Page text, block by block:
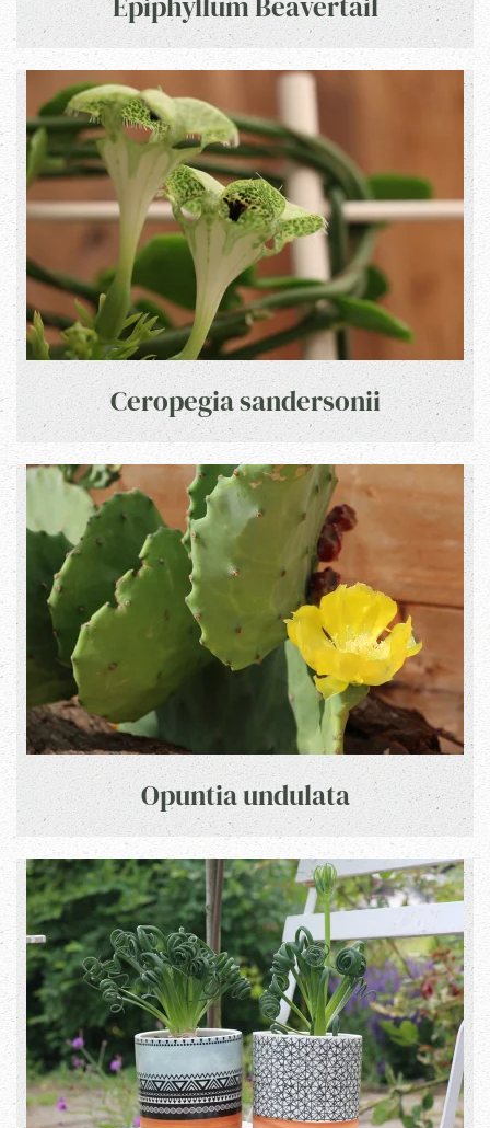
Ceropegia sandersonii
Opuntia undulata